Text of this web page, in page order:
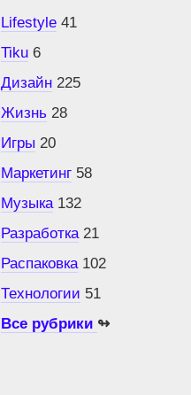
Lifestyle 41
Tiku 6
Дизайн 225
Жизнь 28
Игры 20
Маркетинг 58
Музыка 132
Разработка 21
Распаковка 102
Технологии 51
Все рубрики ↬